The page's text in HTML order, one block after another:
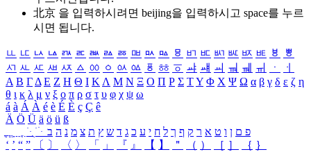
北京 을 입력하시려면 beijing을 입력하시고 space를 누르
시면 됩니다.
ㅥ ㅦ ㅧ ㅨ ㅩ ㅪ ㅫ ㅬ ㅭ ㅮ ㅯ ㅰ ㅱ ㅲ ㅳ ㅴ ㅵ ㅶ ㅷ ㅸ
ㅹ
ㅺ ㅻ ㅼ ㅽ ㅾ ㅿ ㆀ ㆁ ㆂ ㆃ ㆄ ㆅ ㆆ ㆇ ㆈ ㆉ ㆊ ㆋ ㆌ ㆍ
ㆎ
Α Β ΓΔ Ε Ζ Η Θ Ι ΚΛ Μ Ν Ξ Ο Π Ρ Σ ΤΥ Φ Χ Ψ Ω α β γ δ ε ζ η
θ ι κ λ μ ν ξ ο π ρ σ τ υ φ χ ψ ω
á à Á À é è É È ç Ç ê
Ä Ö Ü ä ö ü ß
ִֶֹ ֻּ ׁׂ פ ם ן ו ט א ר ק ף ך ל ח י ע כ ג ד ש ץ ת צ מ נ ה ב
‘ ’ “ ” 〔 〕 〈 〉 「 」 『 』 【 】 ＂ （ ） ［ ］ ｛ ｝